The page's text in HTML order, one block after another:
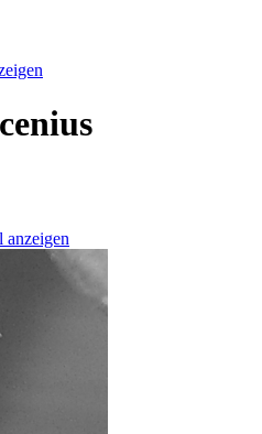
anzeigen